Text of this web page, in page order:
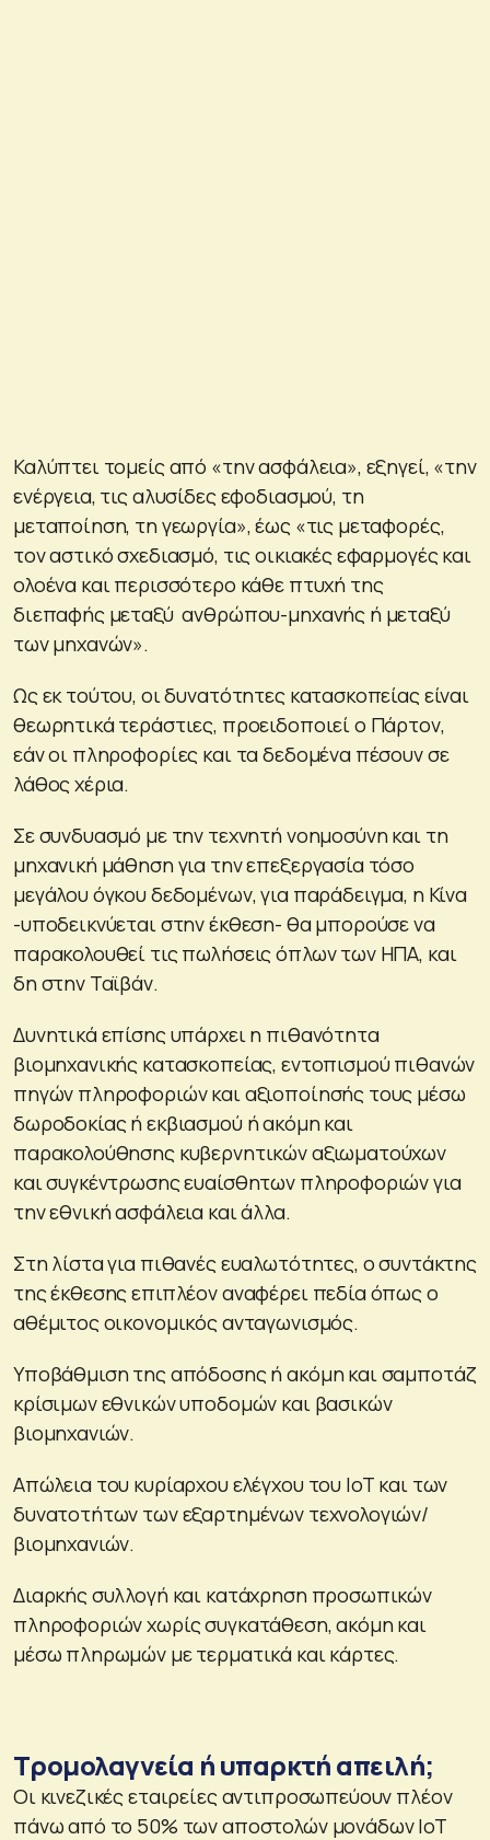
Καλύπτει τομείς από «την ασφάλεια», εξηγεί, «την
ενέργεια, τις αλυσίδες εφοδιασμού, τη
μεταποίηση, τη γεωργία», έως «τις μεταφορές,
τον αστικό σχεδιασμό, τις οικιακές εφαρμογές και
ολοένα και περισσότερο κάθε πτυχή της
διεπαφής μεταξύ ανθρώπου-μηχανής ή μεταξύ
των μηχανών».
Ως εκ τούτου, οι δυνατότητες κατασκοπείας είναι
θεωρητικά τεράστιες, προειδοποιεί ο Πάρτον,
εάν οι πληροφορίες και τα δεδομένα πέσουν σε
λάθος χέρια.
Σε συνδυασμό με την τεχνητή νοημοσύνη και τη
μηχανική μάθηση για την επεξεργασία τόσο
μεγάλου όγκου δεδομένων, για παράδειγμα, η Κίνα
-υποδεικνύεται στην έκθεση- θα μπορούσε να
παρακολουθεί τις πωλήσεις όπλων των ΗΠΑ, και
δη στην Ταϊβάν.
Δυνητικά επίσης υπάρχει η πιθανότητα
βιομηχανικής κατασκοπείας, εντοπισμού πιθανών
πηγών πληροφοριών και αξιοποίησής τους μέσω
δωροδοκίας ή εκβιασμού ή ακόμη και
παρακολούθησης κυβερνητικών αξιωματούχων
και συγκέντρωσης ευαίσθητων πληροφοριών για
την εθνική ασφάλεια και άλλα.
Στη λίστα για πιθανές ευαλωτότητες, ο συντάκτης
της έκθεσης επιπλέον αναφέρει πεδία όπως ο
αθέμιτος οικονομικός ανταγωνισμός.
Υποβάθμιση της απόδοσης ή ακόμη και σαμποτάζ
κρίσιμων εθνικών υποδομών και βασικών
βιομηχανιών.
Απώλεια του κυρίαρχου ελέγχου του ΙοΤ και των
δυνατοτήτων των εξαρτημένων τεχνολογιών/
βιομηχανιών.
Διαρκής συλλογή και κατάχρηση προσωπικών
πληροφοριών χωρίς συγκατάθεση, ακόμη και
μέσω πληρωμών με τερματικά και κάρτες.
Τρομολαγνεία ή υπαρκτή απειλή;
Οι κινεζικές εταιρείες αντιπροσωπεύουν πλέον
πάνω από το 50% των αποστολών μονάδων IoT